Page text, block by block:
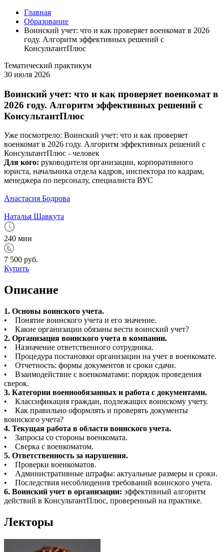
Главная
Образование
Воинский учет: что и как проверяет военкомат в 2026
году. Алгоритм эффективных решений с
КонсультантПлюс
Тематический практикум
30 июля 2026
Воинский учет: что и как проверяет военкомат в
2026 году. Алгоритм эффективных решений с
КонсультантПлюс
Уже посмотрело: Воинский учет: что и как проверяет
военкомат в 2026 году. Алгоритм эффективных решений с
КонсультантПлюс - человек
Для кого: руководителя организации, корпоративного
юриста, начальника отдела кадров, инспектора по кадрам,
менеджера по персоналу, специалиста ВУС
Анастасия Бодрова
Наталья Шавкута
240 мин
7 500 руб.
Купить
Описание
1. Основы воинского учета.
• Понятие воинского учета и его значение.
• Какие организации обязаны вести воинский учет?
2. Организация воинского учета в компании.
• Назначение ответственного сотрудника.
• Процедура постановки организации на учет в военкомате.
• Отчетность: формы документов и сроки сдачи.
• Взаимодействие с военкоматами: порядок проведения
сверок.
3. Категории военнообязанных и работа с документами.
• Классификация граждан, подлежащих воинскому учету.
• Как правильно оформлять и проверять документы
воинского учета?
4. Текущая работа в области воинского учета.
• Запросы со стороны военкомата.
• Сверка с военкоматом.
5. Ответственность за нарушения.
• Проверки военкоматов.
• Административные штрафы: актуальные размеры и сроки.
• Последствия несоблюдения требований воинского учета.
6. Воинский учет в организации: эффективный алгоритм
действий в КонсультантПлюс, проверенный на практике.
Лекторы